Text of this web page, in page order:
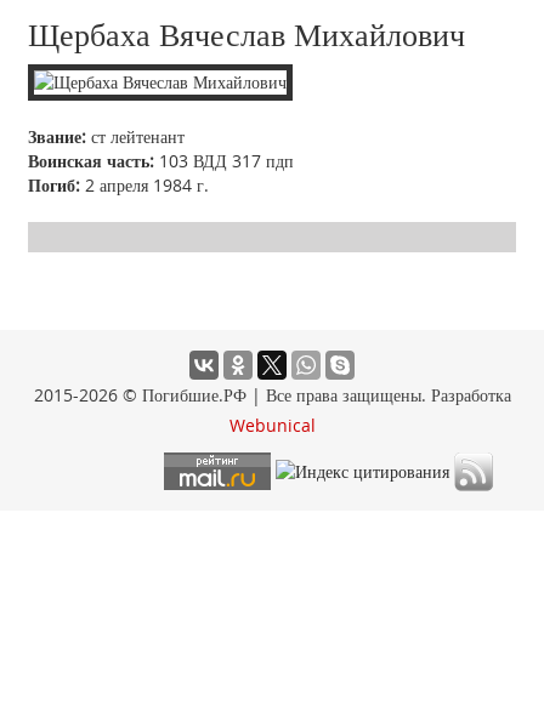
Щербаха Вячеслав Михайлович
Звание: ст лейтенант
Воинская часть: 103 ВДД 317 пдп
Погиб: 2 апреля 1984 г.
2015-2026 © Погибшие.РФ | Все права защищены. Разработка
Webunical